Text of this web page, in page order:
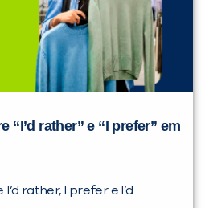
“I’d rather” e “I prefer” em
rather, I prefer e I’d